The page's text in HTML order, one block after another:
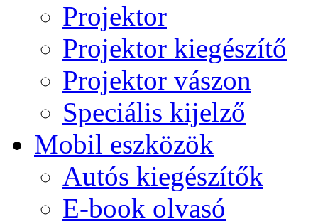
Projektor
Projektor kiegészítő
Projektor vászon
Speciális kijelző
Mobil eszközök
Autós kiegészítők
E-book olvasó